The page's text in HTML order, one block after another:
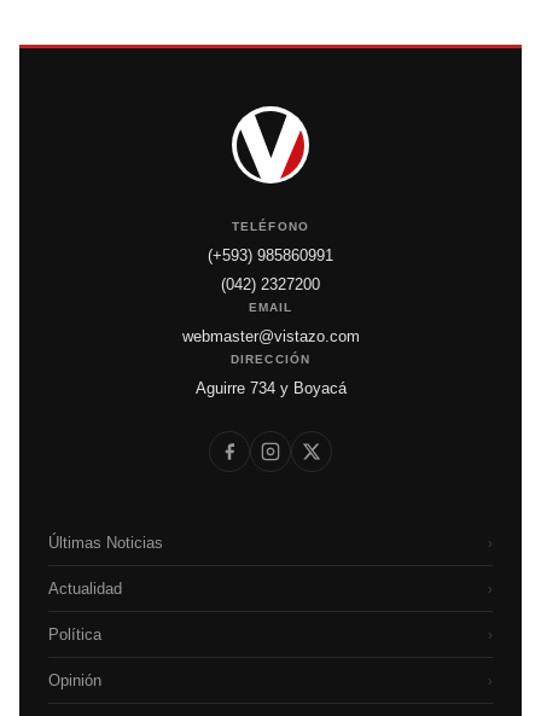
TELÉFONO
(+593) 985860991
(042) 2327200
EMAIL
webmaster@vistazo.com
DIRECCIÓN
Aguirre 734 y Boyacá
Últimas Noticias ›
Actualidad ›
Política ›
Opinión ›